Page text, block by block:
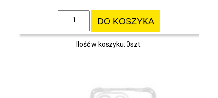
DO KOSZYKA
Ilość w koszyku: 0szt.